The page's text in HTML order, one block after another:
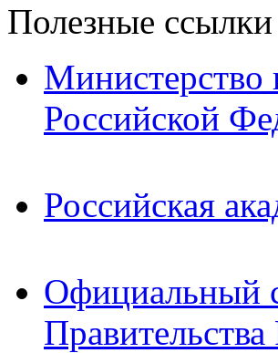
Полезные ссылки
Министерство
Российской
Российская
Официальный